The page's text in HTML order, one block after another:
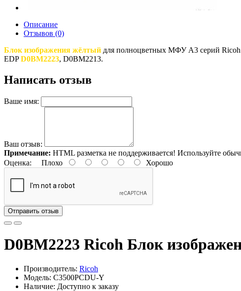
Описание
Отзывов (0)
Блок изображения жёлтый для полноцветных МФУ A3 серий
EDPD0BM2223, D0BM2213.
Написать отзыв
Ваше имя:
Ваш отзыв:
Примечание: HTML разметка не поддерживается! Используйте
Оценка: Плохо Хорошо
Отправить отзыв
D0BM2223 Ricoh Блок
Производитель: Ricoh
Модель: C3500PCDU-Y
Наличие: Доступно к заказу